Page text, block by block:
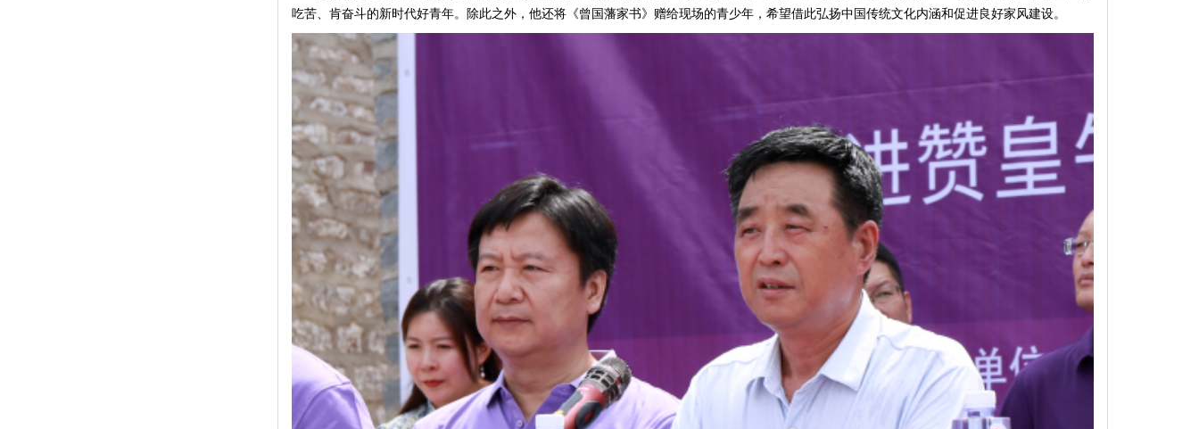
吃苦、肯奋斗的新时代好青年。除此之外，他还将《曾国藩家书》赠给现场的青少年，希望借此弘扬中国传统文化内涵和促进良好家风建设。